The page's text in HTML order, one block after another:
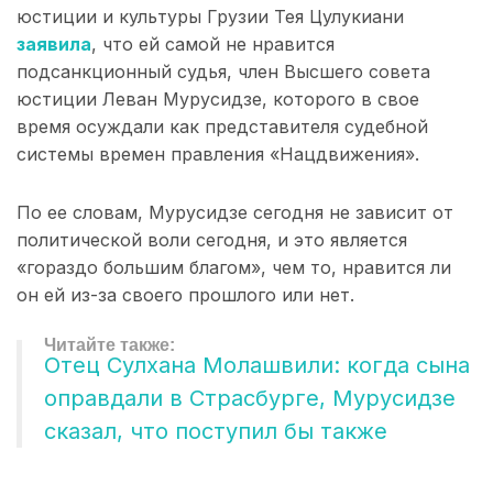
юстиции и культуры Грузии Тея Цулукиани
заявила, что ей самой не нравится
подсанкционный судья, член Высшего совета
юстиции Леван Мурусидзе, которого в свое
время осуждали как представителя судебной
системы времен правления «Нацдвижения».
По ее словам, Мурусидзе сегодня не зависит от
политической воли сегодня, и это является
«гораздо большим благом», чем то, нравится ли
он ей из-за своего прошлого или нет.
Отец Сулхана Молашвили: когда сына
оправдали в Страсбурге, Мурусидзе
сказал, что поступил бы также